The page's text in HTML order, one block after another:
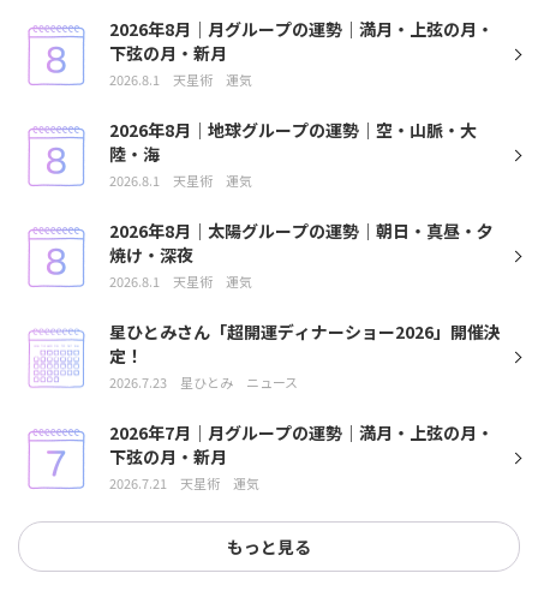
2026年8月｜月グループの運勢｜満月・上弦の月・
下弦の月・新月
2026.8.1 天星術 運気
2026年8月｜地球グループの運勢｜空・山脈・大
陸・海
2026.8.1 天星術 運気
2026年8月｜太陽グループの運勢｜朝日・真昼・夕
焼け・深夜
2026.8.1 天星術 運気
星ひとみさん「超開運ディナーショー2026」開催決
定！
2026.7.23 星ひとみ ニュース
2026年7月｜月グループの運勢｜満月・上弦の月・
下弦の月・新月
2026.7.21 天星術 運気
もっと見る